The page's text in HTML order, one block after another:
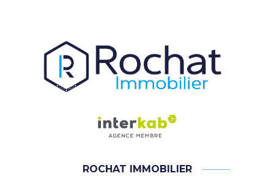
ROCHAT IMMOBILIER